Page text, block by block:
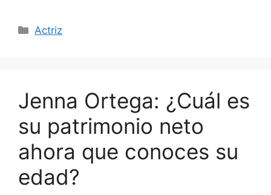
Categories
Actriz
Jenna Ortega: ¿Cuál es
su patrimonio neto
ahora que conoces su
edad?